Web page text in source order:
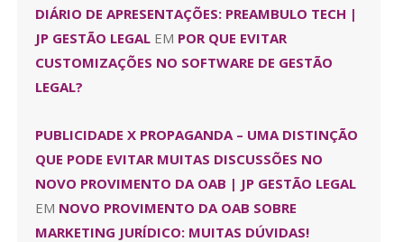
DIÁRIO DE APRESENTAÇÕES: PREAMBULO TECH |
JP GESTÃO LEGAL EM POR QUE EVITAR
CUSTOMIZAÇÕES NO SOFTWARE DE GESTÃO
LEGAL?
PUBLICIDADE X PROPAGANDA – UMA DISTINÇÃO
QUE PODE EVITAR MUITAS DISCUSSÕES NO
NOVO PROVIMENTO DA OAB | JP GESTÃO LEGAL
EM NOVO PROVIMENTO DA OAB SOBRE
MARKETING JURÍDICO: MUITAS DÚVIDAS!